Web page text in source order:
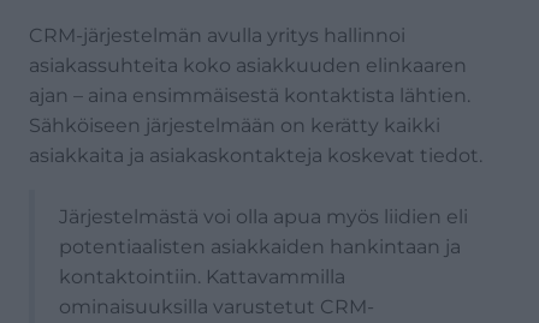
CRM-järjestelmän avulla yritys hallinnoi
asiakassuhteita koko asiakkuuden elinkaaren
ajan – aina ensimmäisestä kontaktista lähtien.
Sähköiseen järjestelmään on kerätty kaikki
asiakkaita ja asiakaskontakteja koskevat tiedot.
Järjestelmästä voi olla apua myös liidien eli
potentiaalisten asiakkaiden hankintaan ja
kontaktointiin. Kattavammilla
ominaisuuksilla varustetut CRM-